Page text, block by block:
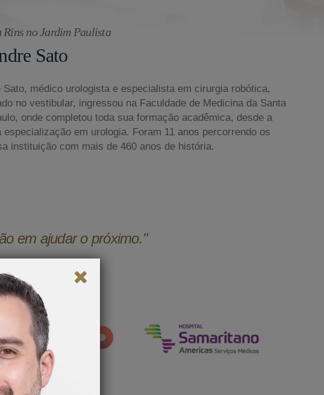
Rins no Jardim Paulista
Sato
Sato, médico urologista e especialista em cirurgia robótica,
no vestibular, ingressou na Faculdade de Medicina da Santa
onde completou toda sua formação acadêmica, desde a
especialização em urologia. Foram 11 anos percorrendo os
instituição com mais de 460 anos de história.
em ajudar o próximo."